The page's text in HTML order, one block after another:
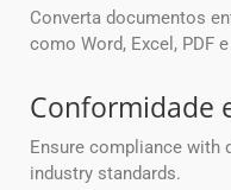
Converta documentos
como Word, Excel, PDF
Conformidade
Ensure compliance with
industry standards.